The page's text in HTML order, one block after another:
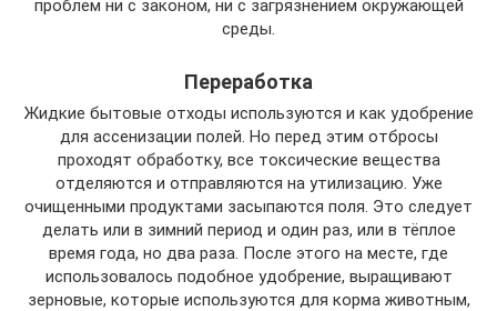
проблем ни с законом, ни с загрязнением окружающей
среды.
Переработка
Жидкие бытовые отходы используются и как удобрение
для ассенизации полей. Но перед этим отбросы
проходят обработку, все токсические вещества
отделяются и отправляются на утилизацию. Уже
очищенными продуктами засыпаются поля. Это следует
делать или в зимний период и один раз, или в тёплое
время года, но два раза. После этого на месте, где
использовалось подобное удобрение, выращивают
зерновые, которые используются для корма животным,